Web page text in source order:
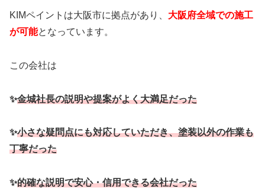
KIMペイントは大阪市に拠点があり、 大阪府全域での施工
が可能となっています。
この会社は
✨金城社長の説明や提案がよく大満足だった
✨小さな疑問点にも対応していただき、塗装以外の作業も
丁寧だった
✨的確な説明で安心・信用できる会社だった